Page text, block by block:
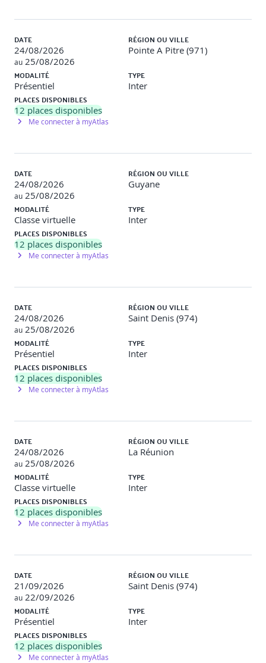
Utilisation d’outils collaboratifs (Teams, Slack, Google
Simulation d’un projet d’équipe avec partage d'outils
Mise en pratique d’une organisation quotidienne
Simulation d’une journée de travail avec gestion des
Anticiper les blocages et réajuster son
organisation
Identification des blocages potentiels
Élaboration d’un plan d’amélioration continue
Synthèse et évaluation finale
Quiz de validation des acquis
Retours d’expérience des participants
Remise d’un bilan détaillé
DATE
24/08/2026
au 25/08/2026
RÉGION OU VILLE
Pointe A Pitre (971)
MODALITÉ
Présentiel
TYPE
Inter
PLACES DISPONIBLES
12 places disponibles
Me connecter à myAtlas
DATE
24/08/2026
au 25/08/2026
RÉGION OU VILLE
Guyane
MODALITÉ
Classe virtuelle
TYPE
Inter
PLACES DISPONIBLES
12 places disponibles
Me connecter à myAtlas
DATE
24/08/2026
au 25/08/2026
RÉGION OU VILLE
Saint Denis (974)
MODALITÉ
Présentiel
TYPE
Inter
PLACES DISPONIBLES
12 places disponibles
Me connecter à myAtlas
DATE
24/08/2026
au 25/08/2026
RÉGION OU VILLE
La Réunion
MODALITÉ
Classe virtuelle
TYPE
Inter
PLACES DISPONIBLES
12 places disponibles
Me connecter à myAtlas
DATE
21/09/2026
au 22/09/2026
RÉGION OU VILLE
Saint Denis (974)
MODALITÉ
Présentiel
TYPE
Inter
PLACES DISPONIBLES
12 places disponibles
Me connecter à myAtlas